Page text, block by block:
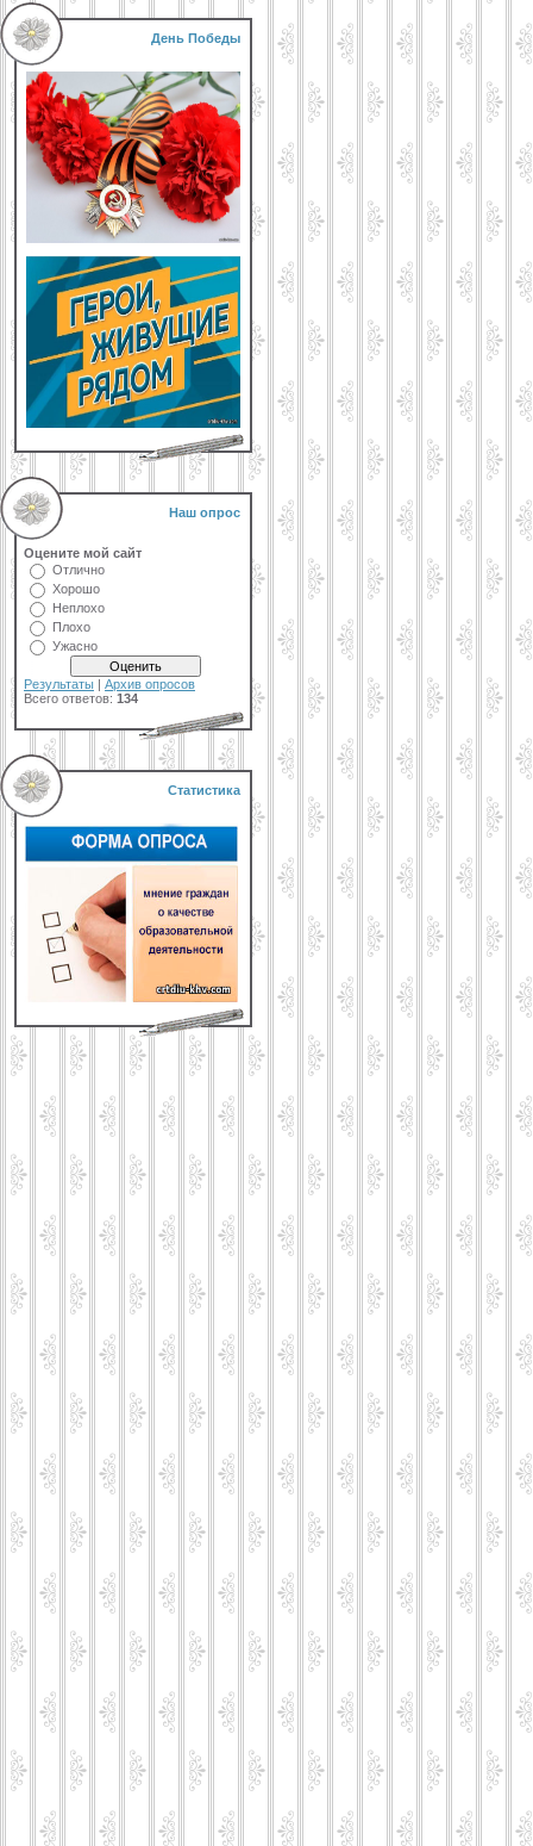
День Победы
Наш опрос
Оцените мой сайт
Отлично
Хорошо
Неплохо
Плохо
Ужасно
Результаты | Архив опросов
Всего ответов: 134
Статистика